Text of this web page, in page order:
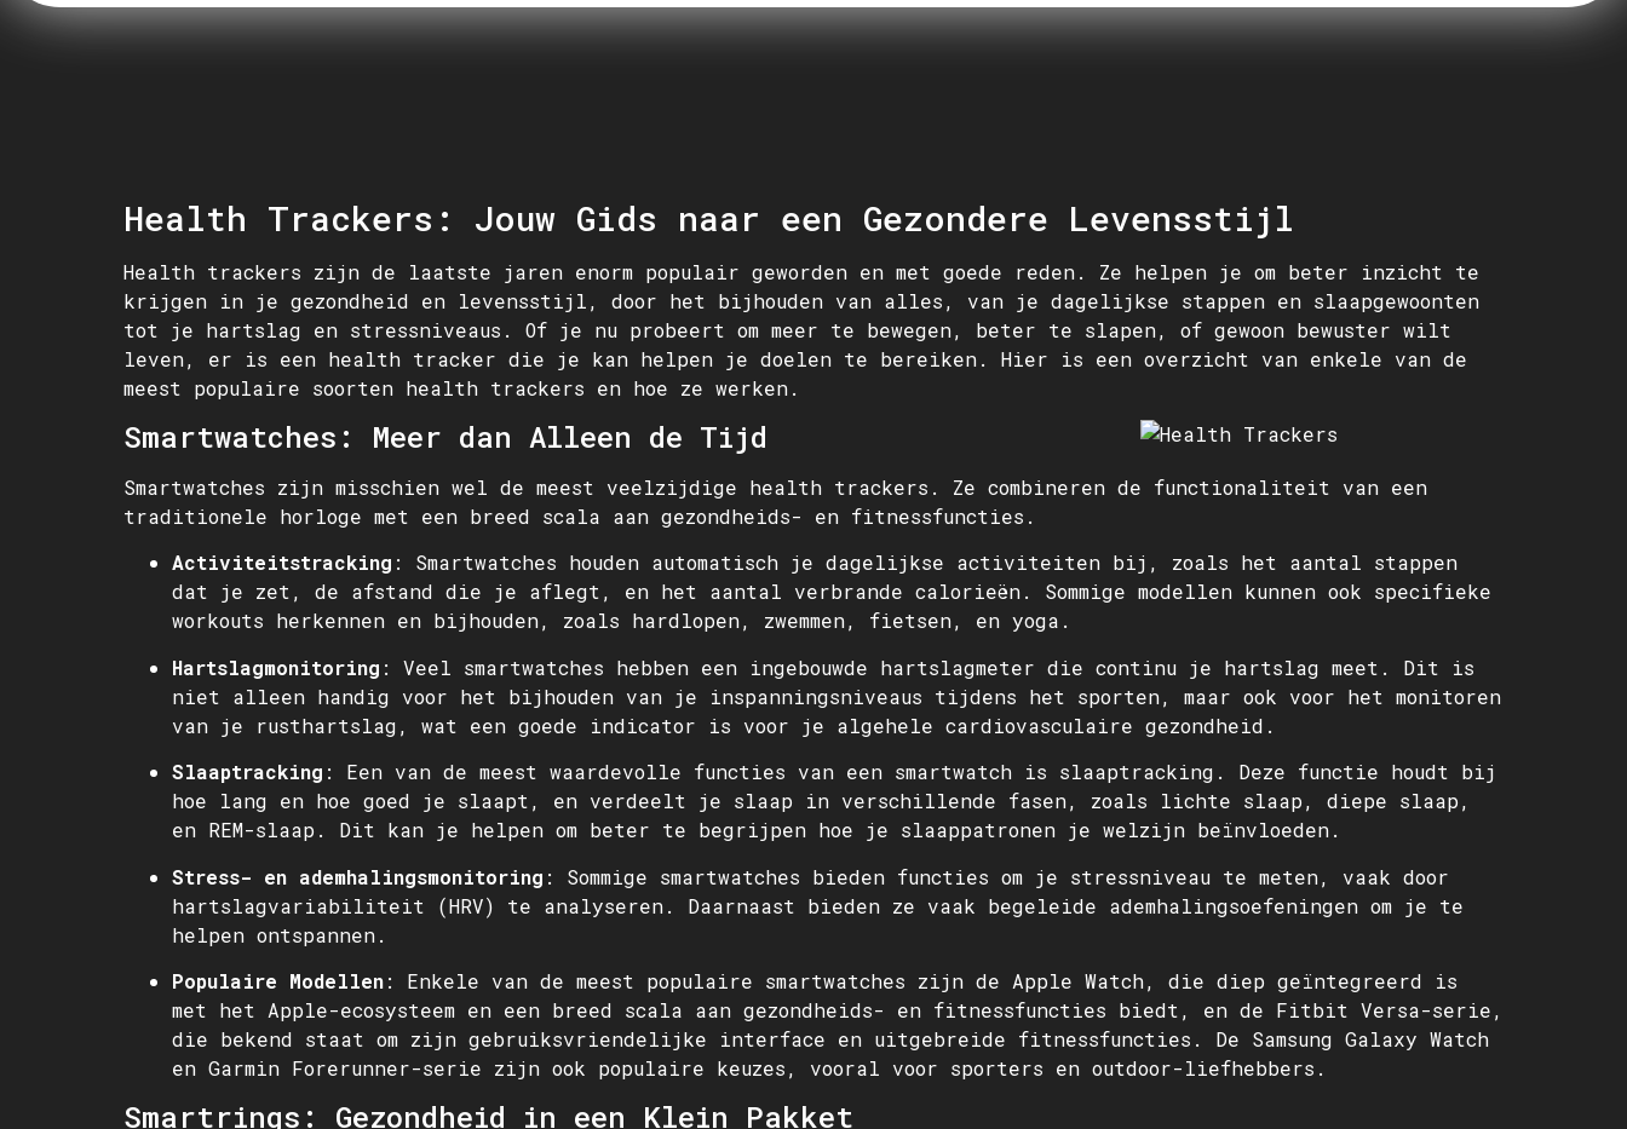
Health Trackers: Jouw Gids naar een Gezondere Levensstijl
Health trackers zijn de laatste jaren enorm populair geworden en met goede reden. Ze helpen je om beter inzicht te
krijgen in je gezondheid en levensstijl, door het bijhouden van alles, van je dagelijkse stappen en slaapgewoonten
tot je hartslag en stressniveaus. Of je nu probeert om meer te bewegen, beter te slapen, of gewoon bewuster wilt
leven, er is een health tracker die je kan helpen je doelen te bereiken. Hier is een overzicht van enkele van de
meest populaire soorten health trackers en hoe ze werken.
Smartwatches: Meer dan Alleen de Tijd
Smartwatches zijn misschien wel de meest veelzijdige health trackers. Ze combineren de functionaliteit van een
traditionele horloge met een breed scala aan gezondheids- en fitnessfuncties.
Activiteitstracking : Smartwatches houden automatisch je dagelijkse activiteiten bij, zoals het aantal stappen
dat je zet, de afstand die je aflegt, en het aantal verbrande calorieën. Sommige modellen kunnen ook specifieke
workouts herkennen en bijhouden, zoals hardlopen, zwemmen, fietsen, en yoga.
Hartslagmonitoring : Veel smartwatches hebben een ingebouwde hartslagmeter die continu je hartslag meet. Dit is
niet alleen handig voor het bijhouden van je inspanningsniveaus tijdens het sporten, maar ook voor het monitoren
van je rusthartslag, wat een goede indicator is voor je algehele cardiovasculaire gezondheid.
Slaaptracking : Een van de meest waardevolle functies van een smartwatch is slaaptracking. Deze functie houdt bij
hoe lang en hoe goed je slaapt, en verdeelt je slaap in verschillende fasen, zoals lichte slaap, diepe slaap,
en REM-slaap. Dit kan je helpen om beter te begrijpen hoe je slaappatronen je welzijn beïnvloeden.
Stress- en ademhalingsmonitoring : Sommige smartwatches bieden functies om je stressniveau te meten, vaak door
hartslagvariabiliteit (HRV) te analyseren. Daarnaast bieden ze vaak begeleide ademhalingsoefeningen om je te
helpen ontspannen.
Populaire Modellen: Enkele van de meest populaire smartwatches zijn de Apple Watch, die diep geïntegreerd is
met het Apple-ecosysteem en een breed scala aan gezondheids- en fitnessfuncties biedt, en de Fitbit Versa-serie,
die bekend staat om zijn gebruiksvriendelijke interface en uitgebreide fitnessfuncties. De Samsung Galaxy Watch
en Garmin Forerunner-serie zijn ook populaire keuzes, vooral voor sporters en outdoor-liefhebbers.
Smartrings: Gezondheid in een Klein Pakket